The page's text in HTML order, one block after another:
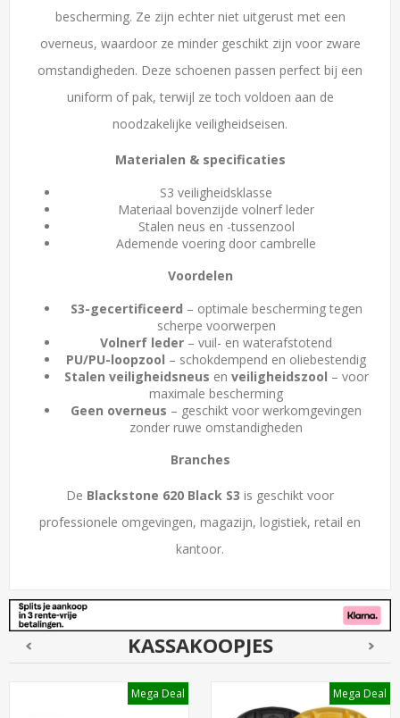
bescherming. Ze zijn echter niet uitgerust met een
overneus, waardoor ze minder geschikt zijn voor zware
omstandigheden. Deze schoenen passen perfect bij een
uniform of pak, terwijl ze toch voldoen aan de
noodzakelijke veiligheidseisen.
Materialen & specificaties
S3 veiligheidsklasse
Materiaal bovenzijde volnerf leder
Stalen neus en -tussenzool
Ademende voering door cambrelle
Voordelen
S3-gecertificeerd – optimale bescherming tegen
scherpe voorwerpen
Volnerf leder – vuil- en waterafstotend
PU/PU-loopzool – schokdempend en oliebestendig
Stalen veiligheidsneus en veiligheidszool – voor
maximale bescherming
Geen overneus – geschikt voor werkomgevingen
zonder ruwe omstandigheden
Branches
De Blackstone 620 Black S3 is geschikt voor
professionele omgevingen, magazijn, logistiek, retail en
kantoor.
KASSAKOOPJES
Mega Deal Mega Deal